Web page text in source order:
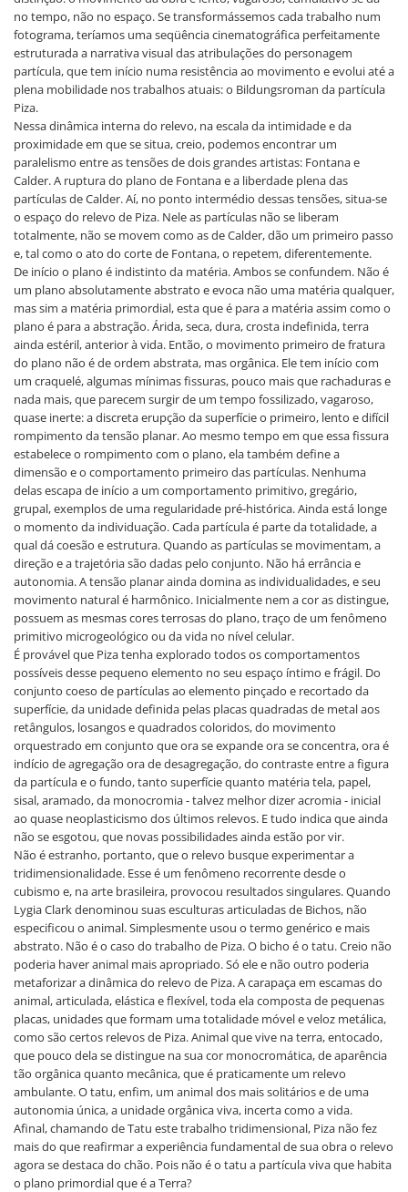
no tempo, não no espaço. Se transformássemos cada trabalho num
fotograma, teríamos uma seqüência cinematográfica perfeitamente
estruturada a narrativa visual das atribulações do personagem
partícula, que tem início numa resistência ao movimento e evolui até a
plena mobilidade nos trabalhos atuais: o Bildungsroman da partícula
Piza.
Nessa dinâmica interna do relevo, na escala da intimidade e da
proximidade em que se situa, creio, podemos encontrar um
paralelismo entre as tensões de dois grandes artistas: Fontana e
Calder. A ruptura do plano de Fontana e a liberdade plena das
partículas de Calder. Aí, no ponto intermédio dessas tensões, situa-se
o espaço do relevo de Piza. Nele as partículas não se liberam
totalmente, não se movem como as de Calder, dão um primeiro passo
e, tal como o ato do corte de Fontana, o repetem, diferentemente.
De início o plano é indistinto da matéria. Ambos se confundem. Não é
um plano absolutamente abstrato e evoca não uma matéria qualquer,
mas sim a matéria primordial, esta que é para a matéria assim como o
plano é para a abstração. Árida, seca, dura, crosta indefinida, terra
ainda estéril, anterior à vida. Então, o movimento primeiro de fratura
do plano não é de ordem abstrata, mas orgânica. Ele tem início com
um craquelé, algumas mínimas fissuras, pouco mais que rachaduras e
nada mais, que parecem surgir de um tempo fossilizado, vagaroso,
quase inerte: a discreta erupção da superfície o primeiro, lento e difícil
rompimento da tensão planar. Ao mesmo tempo em que essa fissura
estabelece o rompimento com o plano, ela também define a
dimensão e o comportamento primeiro das partículas. Nenhuma
delas escapa de início a um comportamento primitivo, gregário,
grupal, exemplos de uma regularidade pré-histórica. Ainda está longe
o momento da individuação. Cada partícula é parte da totalidade, a
qual dá coesão e estrutura. Quando as partículas se movimentam, a
direção e a trajetória são dadas pelo conjunto. Não há errância e
autonomia. A tensão planar ainda domina as individualidades, e seu
movimento natural é harmônico. Inicialmente nem a cor as distingue,
possuem as mesmas cores terrosas do plano, traço de um fenômeno
primitivo microgeológico ou da vida no nível celular.
É provável que Piza tenha explorado todos os comportamentos
possíveis desse pequeno elemento no seu espaço íntimo e frágil. Do
conjunto coeso de partículas ao elemento pinçado e recortado da
superfície, da unidade definida pelas placas quadradas de metal aos
retângulos, losangos e quadrados coloridos, do movimento
orquestrado em conjunto que ora se expande ora se concentra, ora é
indício de agregação ora de desagregação, do contraste entre a figura
da partícula e o fundo, tanto superfície quanto matéria tela, papel,
sisal, aramado, da monocromia - talvez melhor dizer acromia - inicial
ao quase neoplasticismo dos últimos relevos. E tudo indica que ainda
não se esgotou, que novas possibilidades ainda estão por vir.
Não é estranho, portanto, que o relevo busque experimentar a
tridimensionalidade. Esse é um fenômeno recorrente desde o
cubismo e, na arte brasileira, provocou resultados singulares. Quando
Lygia Clark denominou suas esculturas articuladas de Bichos, não
especificou o animal. Simplesmente usou o termo genérico e mais
abstrato. Não é o caso do trabalho de Piza. O bicho é o tatu. Creio não
poderia haver animal mais apropriado. Só ele e não outro poderia
metaforizar a dinâmica do relevo de Piza. A carapaça em escamas do
animal, articulada, elástica e flexível, toda ela composta de pequenas
placas, unidades que formam uma totalidade móvel e veloz metálica,
como são certos relevos de Piza. Animal que vive na terra, entocado,
que pouco dela se distingue na sua cor monocromática, de aparência
tão orgânica quanto mecânica, que é praticamente um relevo
ambulante. O tatu, enfim, um animal dos mais solitários e de uma
autonomia única, a unidade orgânica viva, incerta como a vida.
Afinal, chamando de Tatu este trabalho tridimensional, Piza não fez
mais do que reafirmar a experiência fundamental de sua obra o relevo
agora se destaca do chão. Pois não é o tatu a partícula viva que habita
o plano primordial que é a Terra?